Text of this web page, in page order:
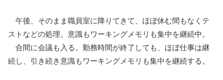
午後、そのまま職員室に降りてきて、ほぼ休む間もなくテ
ストなどの処理。意識もワーキングメモリも集中を継続中。
合間に会議も入る。勤務時間が終了しても、ほぼ仕事は継
続し、引き続き意識もワーキングメモリも集中を継続する。